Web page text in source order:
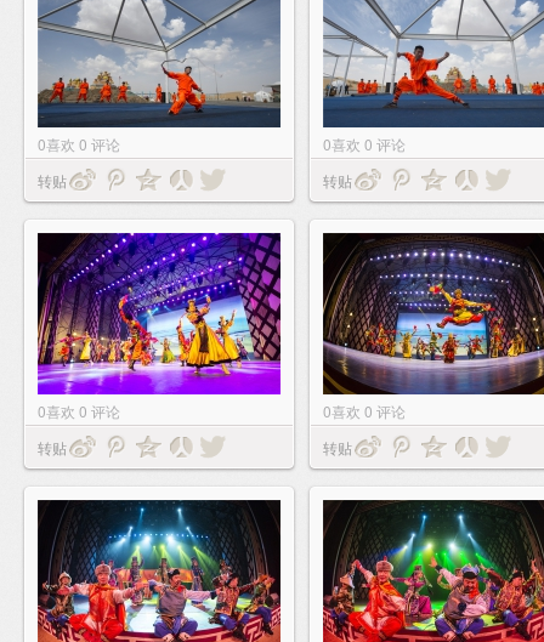
0喜欢 0 评论
转贴
0喜欢 0 评论
转贴
0喜欢 0 评论
转贴
0喜欢 0 评论
转贴